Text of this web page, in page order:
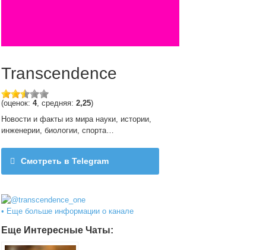
Transcendence
(оценок:4, средняя:2,25)
Новости и факты из мира науки, истории,
инженерии, биологии, спорта…
Смотреть в Telegram
• Еще больше информации о канале
Еще Интересные Чаты: